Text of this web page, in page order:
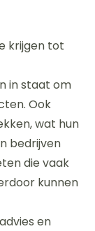
krijgen tot
in staat om
Ook
wat hun
bedrijven
die vaak
kunnen
en